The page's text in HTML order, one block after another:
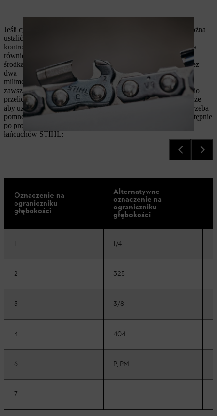
Jeśli cyfra na ograniczniku głębokości nie jest już czytelna, można
ustalić podziałkę piły łańcuchowej za pomocą
kontrolnego
. Alternatywnie podziałkę piły łańcuchowej można
również obliczyć. W tym celu zmierz suwmiarką odległość od
środka sworznia nitu do środka kolejnego i podziel wynik przez
dwa – w ten sposób uzyskasz podziałkę piły łańcuchowej w
milimetrach. Ponieważ jednak podziałka piły łańcuchowej jest
zawsze podawana w calach, wynik należy jeszcze odpowiednio
przeliczyć: Jeden milimetr odpowiada 0,039 cala, co oznacza, że
aby uzyskać odpowiednią wartość w calach, wynik pomiaru trzeba
pomnożyć przez 0,039. Do tak obliczonej wartości można następnie
po prostu wyszukać pasującą średnicę pilnika w tabeli typów
łańcuchów STIHL:
Oznaczenie na
ograniczniku
głębokości
Alternatywne
oznaczenie na
ograniczniku
głębokości
1 1/4
2 325
3 3/8
4 404
6 P, PM
7